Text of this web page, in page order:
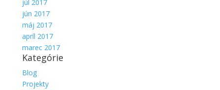
júl 2017
jún 2017
máj 2017
apríl 2017
marec 2017
Kategórie
Blog
Projekty